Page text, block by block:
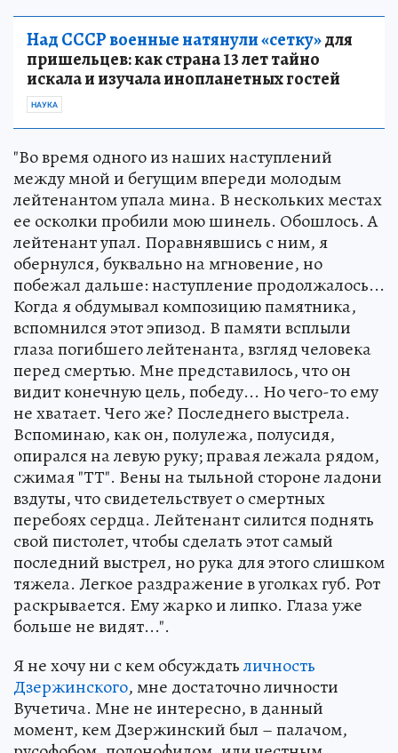
Над СССР военные натянули «сетку»для
пришельцев: как страна 13 лет тайно
искала и изучала инопланетных гостей
НАУКА
"Во время одного из наших наступлений
между мной и бегущим впереди молодым
лейтенантом упала мина. В нескольких местах
ее осколки пробили мою шинель. Обошлось. А
лейтенант упал. Поравнявшись с ним, я
обернулся, буквально на мгновение, но
побежал дальше: наступление продолжалось...
Когда я обдумывал композицию памятника,
вспомнился этот эпизод. В памяти всплыли
глаза погибшего лейтенанта, взгляд человека
перед смертью. Мне представилось, что он
видит конечную цель, победу... Но чего-то ему
не хватает. Чего же? Последнего выстрела.
Вспоминаю, как он, полулежа, полусидя,
опирался на левую руку; правая лежала рядом,
сжимая "ТТ". Вены на тыльной стороне ладони
вздуты, что свидетельствует о смертных
перебоях сердца. Лейтенант силится поднять
свой пистолет, чтобы сделать этот самый
последний выстрел, но рука для этого слишком
тяжела. Легкое раздражение в уголках губ. Рот
раскрывается. Ему жарко и липко. Глаза уже
больше не видят...".
Я не хочу ни с кем обсуждатьличность
Дзержинского, мне достаточно личности
Вучетича. Мне не интересно, в данный
момент, кем Дзержинский был – палачом,